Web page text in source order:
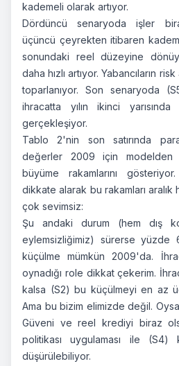
kademeli olarak artıyor.
Dördüncü senaryoda işler
üçüncü çeyrekten itibaren
sonundaki reel düzeyine
daha hızlı artıyor. Yabancıların
toparlanıyor. Son senaryoda
ihracatta yılın ikinci
gerçekleşiyor.
Tablo 2'nin son satırında
değerler 2009 için modelden
büyüme rakamlarını
dikkate alarak bu rakamları
çok sevimsiz:
Şu andaki durum (hem dış
eylemsizliğimiz) sürerse yüzde
küçülme mümkün 2009'da.
oynadığı role dikkat çekerim.
kalsa (S2) bu küçülmeyi en az
Ama bu bizim elimizde değil.
Güveni ve reel krediyi biraz
politikası uygulaması ile (S4)
düşürülebiliyor.